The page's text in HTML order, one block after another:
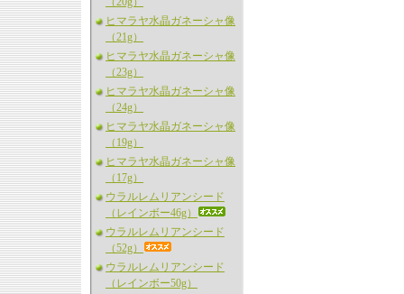
ヒマラヤ水晶ガネーシャ像
（21g）
ヒマラヤ水晶ガネーシャ像
（23g）
ヒマラヤ水晶ガネーシャ像
（24g）
ヒマラヤ水晶ガネーシャ像
（19g）
ヒマラヤ水晶ガネーシャ像
（17g）
ウラルレムリアンシード
（レインボー46g）
ウラルレムリアンシード
（52g）
ウラルレムリアンシード
（レインボー50g）